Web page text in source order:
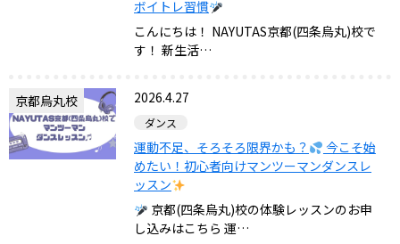
ボイトレ習慣
こんにちは！ NAYUTAS京都(四条烏丸)校で
す！ 新生活…
京都烏丸校 2026.4.27
ダンス
運動不足、そろそろ限界かも？
今こそ始
めたい！初心者向けマンツーマンダンスレ
ッスン
京都(四条烏丸)校の体験レッスンのお申
し込みはこちら 運…